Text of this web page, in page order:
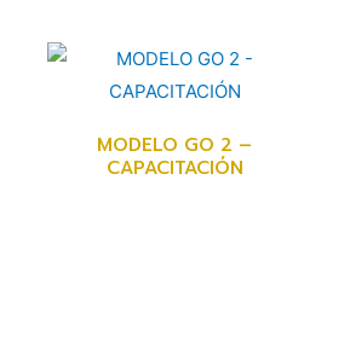
MODELO GO 2 –
CAPACITACIÓN